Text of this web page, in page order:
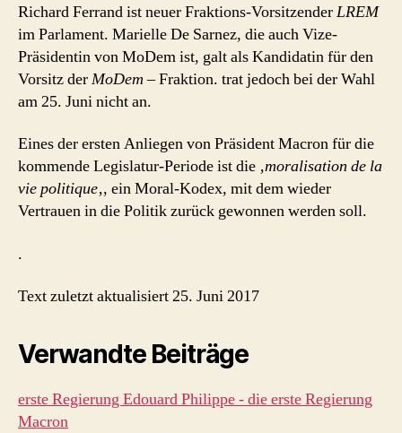
Richard Ferrand ist neuer Fraktions-VorsitzenderLREM
im Parlament. Marielle De Sarnez, die auch Vize-
Präsidentin von MoDem ist, galt als Kandidatin für den
Vorsitz derMoDem– Fraktion. trat jedoch bei der Wahl
am 25. Juni nicht an.
Eines der ersten Anliegen von Präsident Macron für die
kommende Legislatur-Periode ist die ‚moralisation de la
vie politique‚, ein Moral-Kodex, mit dem wieder
Vertrauen in die Politik zurück gewonnen werden soll.
.
Text zuletzt aktualisiert 25. Juni 2017
Verwandte Beiträge
erste Regierung Edouard Philippe - die erste Regierung
Macron